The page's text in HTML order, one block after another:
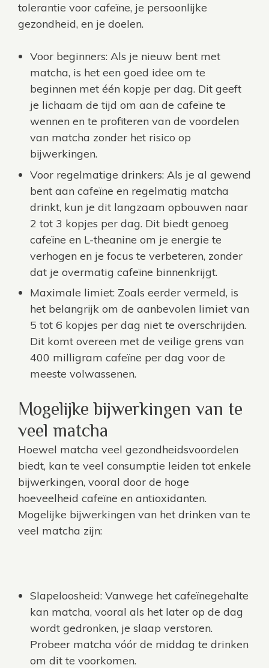
tolerantie voor cafeïne, je persoonlijke
gezondheid, en je doelen.
Voor beginners: Als je nieuw bent met
matcha, is het een goed idee om te
beginnen met één kopje per dag. Dit geeft
je lichaam de tijd om aan de cafeïne te
wennen en te profiteren van de voordelen
van matcha zonder het risico op
bijwerkingen.
Voor regelmatige drinkers: Als je al gewend
bent aan cafeïne en regelmatig matcha
drinkt, kun je dit langzaam opbouwen naar
2 tot 3 kopjes per dag. Dit biedt genoeg
cafeïne en L-theanine om je energie te
verhogen en je focus te verbeteren, zonder
dat je overmatig cafeïne binnenkrijgt.
Maximale limiet: Zoals eerder vermeld, is
het belangrijk om de aanbevolen limiet van
5 tot 6 kopjes per dag niet te overschrijden.
Dit komt overeen met de veilige grens van
400 milligram cafeïne per dag voor de
meeste volwassenen.
Mogelijke bijwerkingen van te
veel matcha
Hoewel matcha veel gezondheidsvoordelen
biedt, kan te veel consumptie leiden tot enkele
bijwerkingen, vooral door de hoge
hoeveelheid cafeïne en antioxidanten.
Mogelijke bijwerkingen van het drinken van te
veel matcha zijn:
Slapeloosheid: Vanwege het cafeïnegehalte
kan matcha, vooral als het later op de dag
wordt gedronken, je slaap verstoren.
Probeer matcha vóór de middag te drinken
om dit te voorkomen.